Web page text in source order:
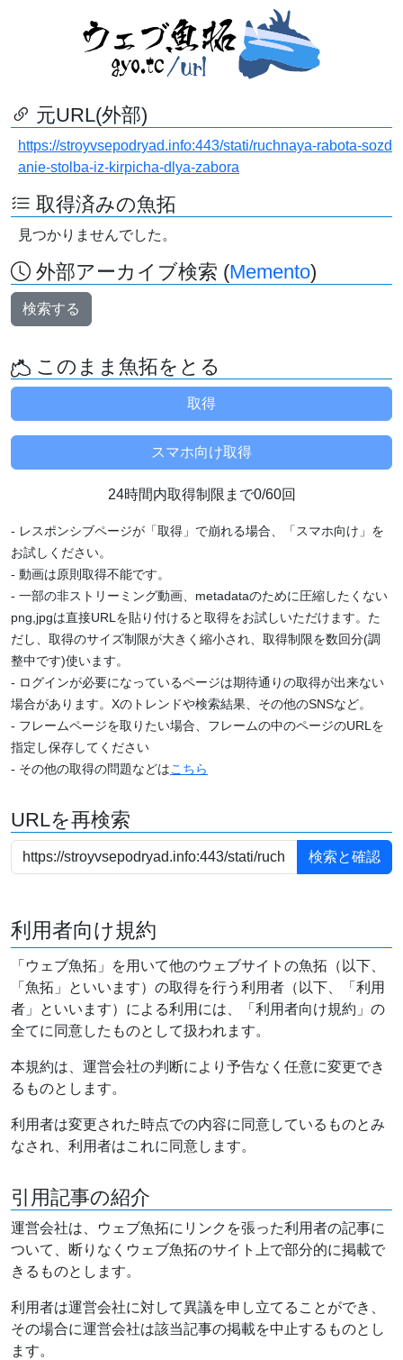
元URL(外部)
https://stroyvsepodryad.info:443/stati/ruchnaya-rabota-sozd
anie-stolba-iz-kirpicha-dlya-zabora
取得済みの魚拓
見つかりませんでした。
外部アーカイブ検索 (Memento)
検索する
このまま魚拓をとる
24時間内取得制限まで0/60回
- レスポンシブページが「取得」で崩れる場合、「スマホ向け」を
お試しください。
- 動画は原則取得不能です。
- 一部の非ストリーミング動画、metadataのために圧縮したくない
png,jpgは直接URLを貼り付けると取得をお試しいただけます。た
だし、取得のサイズ制限が大きく縮小され、取得制限を数回分(調
整中です)使います。
- ログインが必要になっているページは期待通りの取得が出来ない
場合があります。Xのトレンドや検索結果、その他のSNSなど。
- フレームページを取りたい場合、フレームの中のページのURLを
指定し保存してください
- その他の取得の問題などはこちら
URLを再検索
利用者向け規約
「ウェブ魚拓」を用いて他のウェブサイトの魚拓（以下、
「魚拓」といいます）の取得を行う利用者（以下、「利用
者」といいます）による利用には、「利用者向け規約」の
全てに同意したものとして扱われます。
本規約は、運営会社の判断により予告なく任意に変更でき
るものとします。
利用者は変更された時点での内容に同意しているものとみ
なされ、利用者はこれに同意します。
引用記事の紹介
運営会社は、ウェブ魚拓にリンクを張った利用者の記事に
ついて、断りなくウェブ魚拓のサイト上で部分的に掲載で
きるものとします。
利用者は運営会社に対して異議を申し立てることができ、
その場合に運営会社は該当記事の掲載を中止するものとし
ます。